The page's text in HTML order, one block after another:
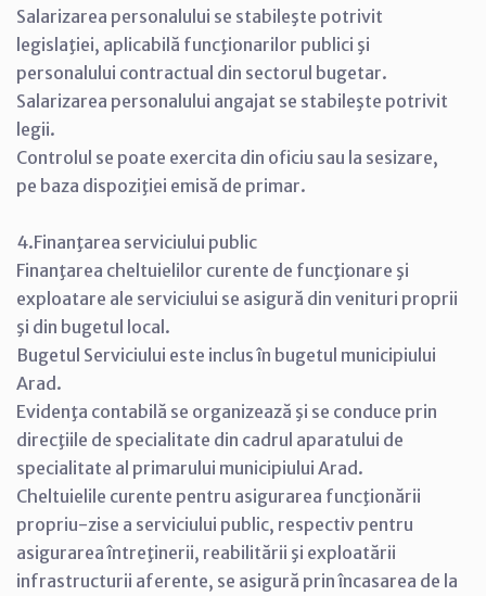
Salarizarea personalului se stabileşte potrivit
legislaţiei, aplicabilă funcţionarilor publici şi
personalului contractual din sectorul bugetar.
Salarizarea personalului angajat se stabileşte potrivit
legii.
Controlul se poate exercita din oficiu sau la sesizare,
pe baza dispoziţiei emisă de primar.
4.Finanţarea serviciului public
Finanţarea cheltuielilor curente de funcţionare şi
exploatare ale serviciului se asigură din venituri proprii
şi din bugetul local.
Bugetul Serviciului este inclus în bugetul municipiului
Arad.
Evidenţa contabilă se organizează şi se conduce prin
direcţiile de specialitate din cadrul aparatului de
specialitate al primarului municipiului Arad.
Cheltuielile curente pentru asigurarea funcţionării
propriu-zise a serviciului public, respectiv pentru
asigurarea întreţinerii, reabilitării şi exploatării
infrastructurii aferente, se asigură prin încasarea de la